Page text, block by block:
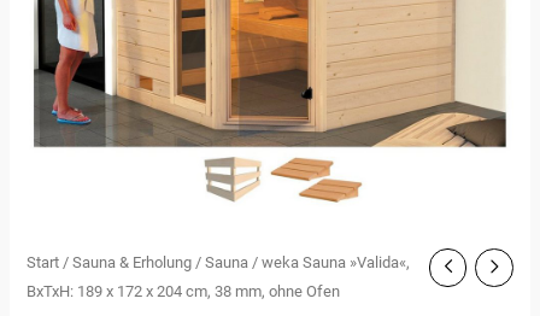
Start /Sauna & Erholung /Sauna / weka Sauna »Valida«,
BxTxH: 189 x 172 x 204 cm, 38 mm, ohne Ofen